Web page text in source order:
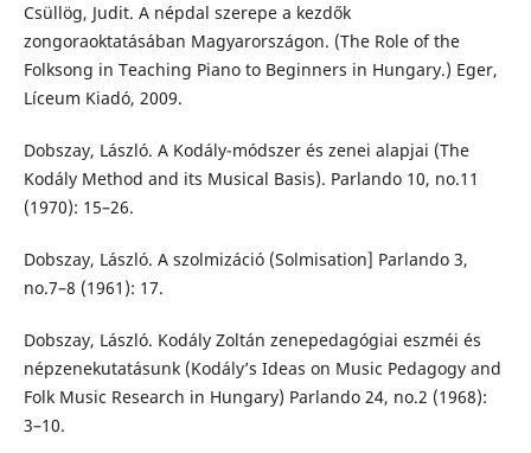
Csüllög, Judit. A népdal szerepe a kezdők
zongoraoktatásában Magyarországon. (The Role of the
Folksong in Teaching Piano to Beginners in Hungary.) Eger,
Líceum Kiadó, 2009.
Dobszay, László. A Kodály-módszer és zenei alapjai (The
Kodály Method and its Musical Basis). Parlando 10, no.11
(1970): 15–26.
Dobszay, László. A szolmizáció (Solmisation] Parlando 3,
no.7–8 (1961): 17.
Dobszay, László. Kodály Zoltán zenepedagógiai eszméi és
népzenekutatásunk (Kodály’s Ideas on Music Pedagogy and
Folk Music Research in Hungary) Parlando 24, no.2 (1968):
3–10.